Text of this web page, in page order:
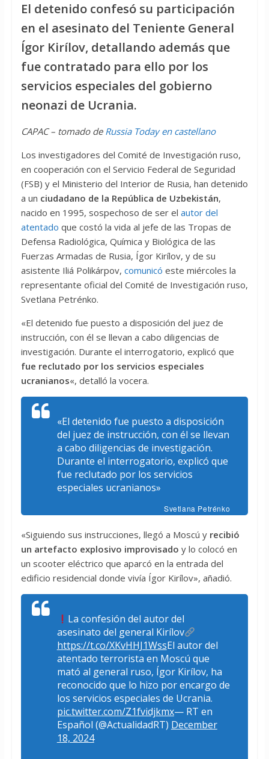
El detenido confesó su participación
en el asesinato del Teniente General
Ígor Kirílov, detallando además que
fue contratado para ello por los
servicios especiales del gobierno
neonazi de Ucrania.
CAPAC – tomado de Russia Today en castellano
Los investigadores del Comité de Investigación ruso,
en cooperación con el Servicio Federal de Seguridad
(FSB) y el Ministerio del Interior de Rusia, han detenido
a un ciudadano de la República de Uzbekistán,
nacido en 1995, sospechoso de ser el autor del
atentado que costó la vida al jefe de las Tropas de
Defensa Radiológica, Química y Biológica de las
Fuerzas Armadas de Rusia, Ígor Kirílov, y de su
asistente Iliá Polikárpov, comunicó este miércoles la
representante oficial del Comité de Investigación ruso,
Svetlana Petrénko.
«El detenido fue puesto a disposición del juez de
instrucción, con él se llevan a cabo diligencias de
investigación. Durante el interrogatorio, explicó que
fue reclutado por los servicios especiales
ucranianos«, detalló la vocera.
«El detenido fue puesto a disposición
del juez de instrucción, con él se llevan
a cabo diligencias de investigación.
Durante el interrogatorio, explicó que
fue reclutado por los servicios
especiales ucranianos»
Svetlana Petrénko
«Siguiendo sus instrucciones, llegó a Moscú y recibió
un artefacto explosivo improvisado y lo colocó en
un scooter eléctrico que aparcó en la entrada del
edificio residencial donde vivía Ígor Kirílov», añadió.
La confesión del autor del
asesinato del general Kirílov
https://t.co/XKvHHJ1WssEl autor del
atentado terrorista en Moscú que
mató al general ruso, Ígor Kirílov, ha
reconocido que lo hizo por encargo de
los servicios especiales de Ucrania.
pic.twitter.com/Z1fvidjkmx— RT en
Español (@ActualidadRT) December
18, 2024